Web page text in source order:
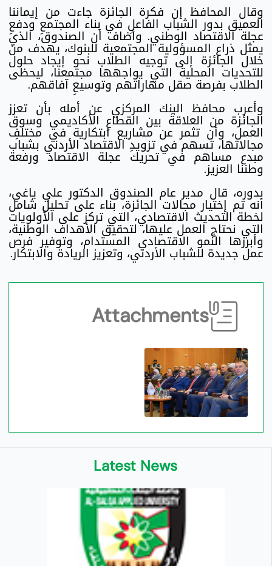
وقال المحافظ إن فكرة الجائزة جاءت من إيماننا
العميق بدور الشباب الفاعلِ في بناء المجتمعِ ودفعِ
عجلة الاقتصاد الوطني. وأضاف أن الصندوق، الذي
يمثل ذراع المسؤولية المجتمعية للبنوك، يهدف من
خلال الجائزة إلى توجيه الطلاب نحو إيجاد حلول
للتحديات المحلية التي يواجهها مجتمعنا، ليحظى
الطلاب بفرصة صقل مهاراتهم وتوسيعِ آفاقهم.
وأعرب محافظ البنك المركزي عن أمله بأن تعزز
الجائزة من العلاقةَ بين القطاعِ الأكاديمي وسوق
العمل، وأن تثمر عن مشاريع ابتكارية في مختلفِ
مجالاتها، تسهم في تزويدِ الاقتصاد الأردني بشباب
مبدع مساهم في تحريك عجلة الاقتصاد ورفعة
وطننا العزيز.
بدوره، قال مدير عام الصندوق الدكتور علي ياغي،
أنه تم إختيار مجالات الجائزة، بناء على تحليل شامل
لخطة التحديث الاقتصادي، التي تركز على الأولويات
التي نحتاج العمل عليها، لتحقيق الأهداف الوطنية،
وأبرزها النمو الاقتصادي المستدام، وتوفير فرص
عمل جديدة للشباب الأردني، وتعزيز الريادة والابتكار.
Attachments
Latest News